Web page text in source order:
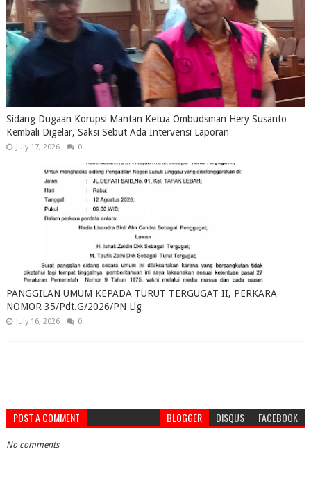
Sidang Dugaan Korupsi Mantan Ketua Ombudsman Hery Susanto
Kembali Digelar, Saksi Sebut Ada Intervensi Laporan
July 17, 2026 0
PANGGILAN UMUM KEPADA TURUT TERGUGAT II, PERKARA
NOMOR 35/Pdt.G/2026/PN Llg
July 16, 2026 0
POST A COMMENT BLOGGER DISQUS FACEBOOK
No comments